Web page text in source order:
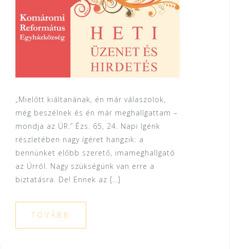
„Mielőtt kiáltanának, én már válaszolok,
még beszélnek és én már meghallgattam –
mondja az ÚR.” Ézs. 65, 24. Napi Igénk
részletében nagy ígéret hangzik: a
bennünket előbb szerető, imameghallgató
az Úrról. Nagy szükségünk van erre a
biztatásra. De! Ennek az […]
TOVÁBB